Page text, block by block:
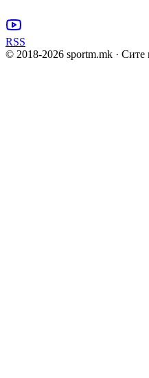
RSS
© 2018-2026 sportm.mk · Сите